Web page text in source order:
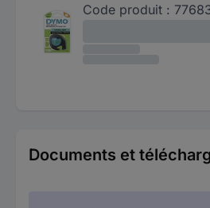
Code produit :
Documents et